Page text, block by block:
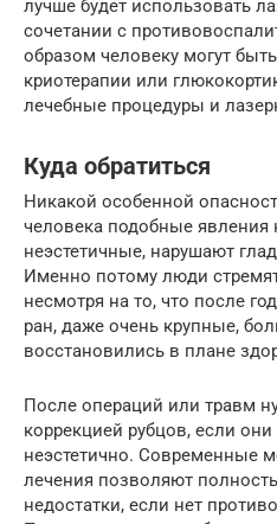
лучше будет использовать
сочетании с
образом человеку могут
криотерапии или
лечебные процедуры и
Куда обратиться
Никакой особенной
человека подобные явления
неэстетичные, нарушают
Именно потому люди
несмотря на то, что после
ран, даже очень крупные,
восстановились в плане
После операций или травм
коррекцией рубцов, если
неэстетично. Современные
лечения позволяют
недостатки, если нет